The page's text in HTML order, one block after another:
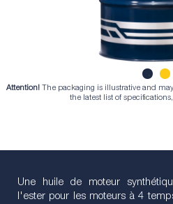
1 2
Attention! The packaging is illustrative and
the latest list of
Une huile de moteur
l'ester pour les moteurs à 4